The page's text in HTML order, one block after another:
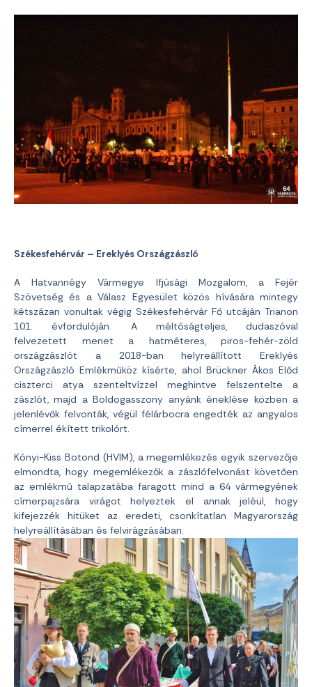
Székesfehérvár – Ereklyés Országzászló
A Hatvannégy Vármegye Ifjúsági Mozgalom, a Fejér
Szövetség és a Válasz Egyesület közös hívására mintegy
kétszázan vonultak végig Székesfehérvár Fő utcáján Trianon
101. évfordulóján. A méltóságteljes, dudaszóval
felvezetett menet a hatméteres, piros-fehér-zöld
országzászlót a 2018-ban helyreállított Ereklyés
Országzászló Emlékműköz kísérte, ahol Brückner Ákos Előd
ciszterci atya szenteltvízzel meghintve felszentelte a
zászlót, majd a Boldogasszony anyánk éneklése közben a
jelenlévők felvonták, végül félárbocra engedték az angyalos
címerrel ékített trikolórt.
Kónyi-Kiss Botond (HVIM), a megemlékezés egyik szervezője
elmondta, hogy megemlékezők a zászlófelvonást követően
az emlékmű talapzatába faragott mind a 64 vármegyének
címerpajzsára virágot helyeztek el annak jeléül, hogy
kifejezzék hitüket az eredeti, csonkítatlan Magyarország
helyreállításában és felvirágzásában.